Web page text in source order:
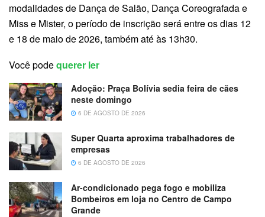
modalidades de Dança de Salão, Dança Coreografada e
Miss e Mister, o período de inscrição será entre os dias 12
e 18 de maio de 2026, também até às 13h30.
Você podequerer ler
Adoção: Praça Bolívia sedia feira de cães
neste domingo
6 DE AGOSTO DE 2026
Super Quarta aproxima trabalhadores de
empresas
6 DE AGOSTO DE 2026
Ar-condicionado pega fogo e mobiliza
Bombeiros em loja no Centro de Campo
Grande